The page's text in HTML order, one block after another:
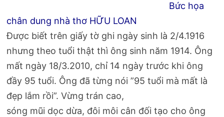
Bức họa
chân dung nhà thơ HỮU LOAN
Được biết trên giấy tờ ghi ngày sinh là 2/4.1916
nhưng theo tuổi thật thì ông sinh năm 1914. Ông
mất ngày 18/3.2010, chỉ 14 ngày trước khi ông
đầy 95 tuổi. Ông đã từng nói ”95 tuổi mà mất là
đẹp lắm rồi”. Vừng trán cao,
sóng mũi dọc dừa, đôi môi cân đối tạo cho ông